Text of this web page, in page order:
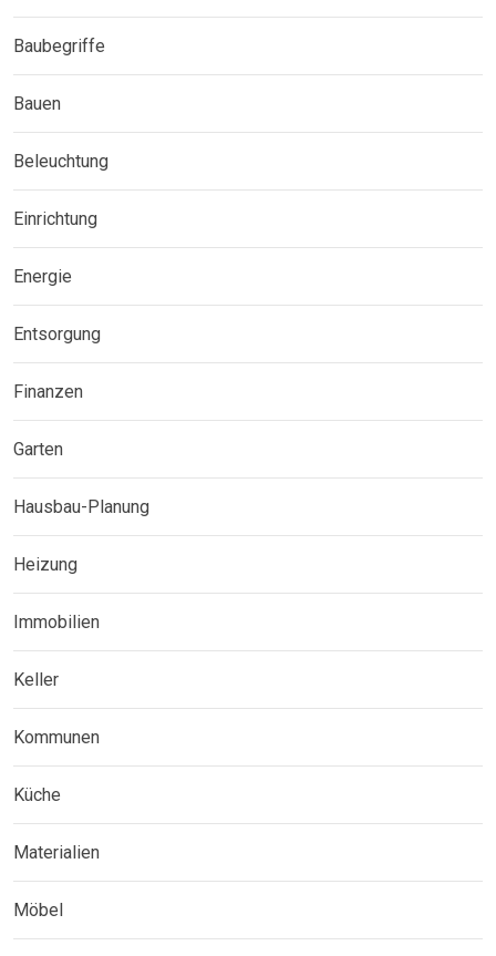
Baubegriffe
Bauen
Beleuchtung
Einrichtung
Energie
Entsorgung
Finanzen
Garten
Hausbau-Planung
Heizung
Immobilien
Keller
Kommunen
Küche
Materialien
Möbel